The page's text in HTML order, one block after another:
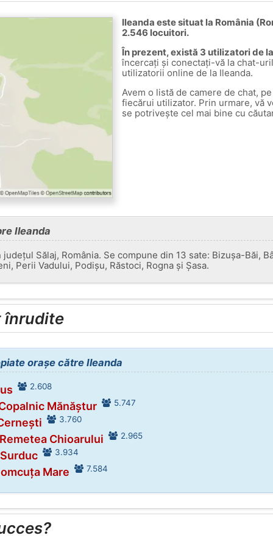
Ileanda este situat la România
2.546 locuitori.
În prezent, există 3 utilizatori de
încercați și conectați-vă la chat-
utilizatorii online de la Ileanda.
Avem o listă de camere de chat,
fiecărui utilizator. Prin urmare, vă
se potrivește cel mai bine cu
Ileanda
Sălaj, România. Se compune din 13 sate: Bizușa-Băi,
Perii Vadului, Podișu, Răstoci, Rogna și Șasa.
înrudite
orașe către Ileanda
2.608
Mănăștur 5.747
3.760
Chioarului 2.965
3.934
Mare 7.584